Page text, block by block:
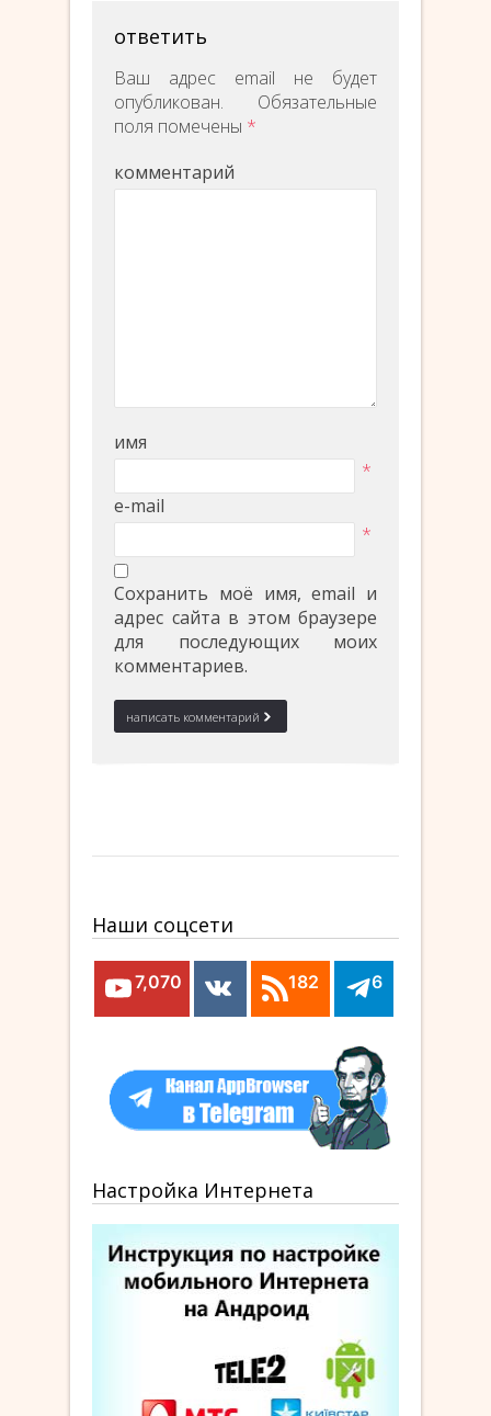
ответить
Ваш адрес email не будет
опубликован.
Обязательные
поля помечены *
комментарий
имя
*
e-mail
*
Сохранить моё имя, email и
адрес сайта в этом браузере
для последующих моих
комментариев.
Наши соцсети
7,070 182 6
Настройка Интернета